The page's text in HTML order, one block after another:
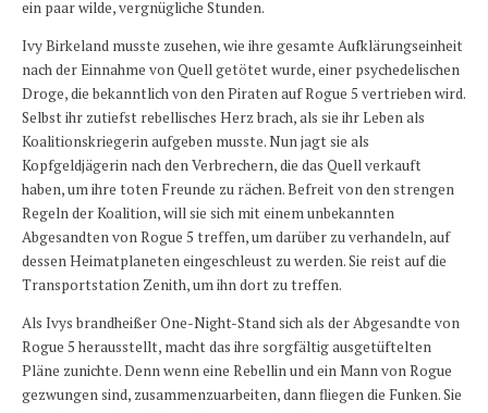
ein paar wilde, vergnügliche Stunden.
Ivy Birkeland musste zusehen, wie ihre gesamte Aufklärungseinheit
nach der Einnahme von Quell getötet wurde, einer psychedelischen
Droge, die bekanntlich von den Piraten auf Rogue 5 vertrieben wird.
Selbst ihr zutiefst rebellisches Herz brach, als sie ihr Leben als
Koalitionskriegerin aufgeben musste. Nun jagt sie als
Kopfgeldjägerin nach den Verbrechern, die das Quell verkauft
haben, um ihre toten Freunde zu rächen. Befreit von den strengen
Regeln der Koalition, will sie sich mit einem unbekannten
Abgesandten von Rogue 5 treffen, um darüber zu verhandeln, auf
dessen Heimatplaneten eingeschleust zu werden. Sie reist auf die
Transportstation Zenith, um ihn dort zu treffen.
Als Ivys brandheißer One-Night-Stand sich als der Abgesandte von
Rogue 5 herausstellt, macht das ihre sorgfältig ausgetüftelten
Pläne zunichte. Denn wenn eine Rebellin und ein Mann von Rogue
gezwungen sind, zusammenzuarbeiten, dann fliegen die Funken. Sie